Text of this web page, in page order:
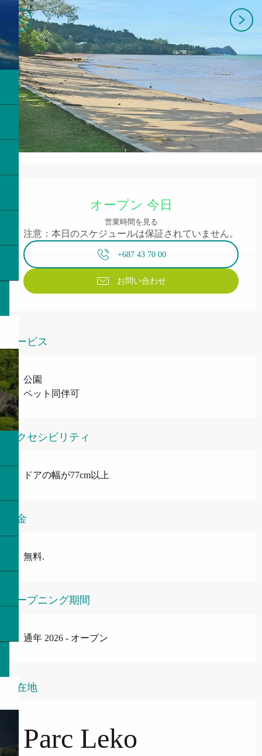
オープン 今日
営業時間を見る
注意：本日のスケジュールは保証されていません。
+687 43 70 00
お問い合わせ
サービス
公園
ペット同伴可
アクセシビリティ
ドアの幅が77cm以上
料金
無料.
オープニング期間
通年 2026 - オープン
所在地
Parc Leko